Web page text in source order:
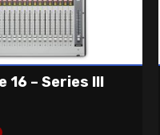
16 – Series III